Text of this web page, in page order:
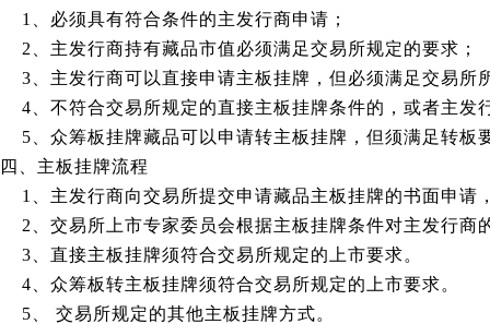
1、必须具有符合条件的主发行商申请；
2、主发行商持有藏品市值必须满足交易所规定的要求；
3、主发行商可以直接申请主板挂牌，但必须满足交易所
4、不符合交易所规定的直接主板挂牌条件的，或者主发
5、众筹板挂牌藏品可以申请转主板挂牌，但须满足转板
四、主板挂牌流程
1、主发行商向交易所提交申请藏品主板挂牌的书面申请
2、交易所上市专家委员会根据主板挂牌条件对主发行商
3、直接主板挂牌须符合交易所规定的上市要求。
4、众筹板转主板挂牌须符合交易所规定的上市要求。
5、 交易所规定的其他主板挂牌方式。